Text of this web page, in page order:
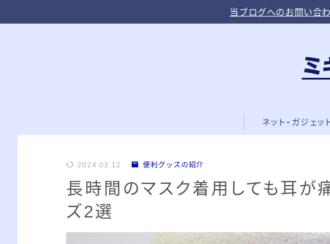
当ブログへのお問い合
ネット・ガジェッ
2024.03.12 便利グッズの紹介
長時間のマスク着用しても耳が
ズ2選